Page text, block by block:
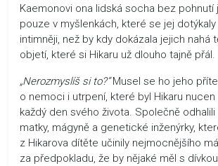
Kaemonovi ona lidská socha bez pohnutí
pouze v myšlenkách, které se jej
intimněji, než by kdy dokázala jejich nahá
objetí, které si Hikaru už dlouho tajně přál.
„Nerozmyslíš si to?“Musel se ho jeho
o nemoci i utrpení, které byl Hikaru
každý den svého života. Společně odhalili
matky, mágyně a genetické inženýrky,
z Hikarova dítěte učinily nejmocnějšího
za předpokladu, že by nějaké měl s